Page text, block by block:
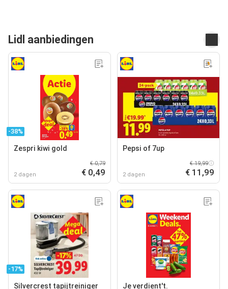
Lidl aanbiedingen
-38%
Zespri kiwi gold
2 dagen
€ 0,79
€ 0,49
Pepsi of 7up
2 dagen
€ 19,99
€ 11,99
-17%
Silvercrest tapijtreiniger Je verdient't.